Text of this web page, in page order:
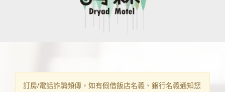
訂房/電話詐騙頻傳，如有假借飯店名義、銀行名義通知您